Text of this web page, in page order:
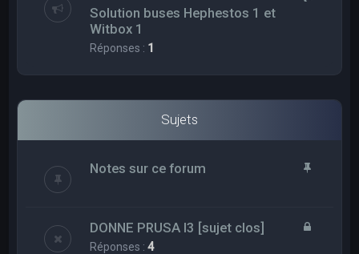
Solution buses Hephestos 1 et
Witbox 1
Réponses : 1
Sujets
Notes sur ce forum
DONNE PRUSA I3 [sujet clos]
Réponses :4